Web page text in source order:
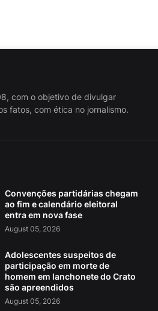
com o objetivo de divulgar
fatos, com ética no jornalismo.
Convenções partidárias chegam
ao fim e calendário eleitoral
entra em nova fase
August 05, 2026
Adolescentes suspeitos de
participação em morte de
homem em lanchonete do Crato
são apreendidos
August 05, 2026